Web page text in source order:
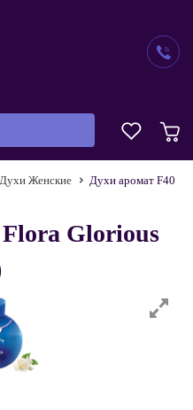
Духи Женские
Духи аромат F40
Glorious